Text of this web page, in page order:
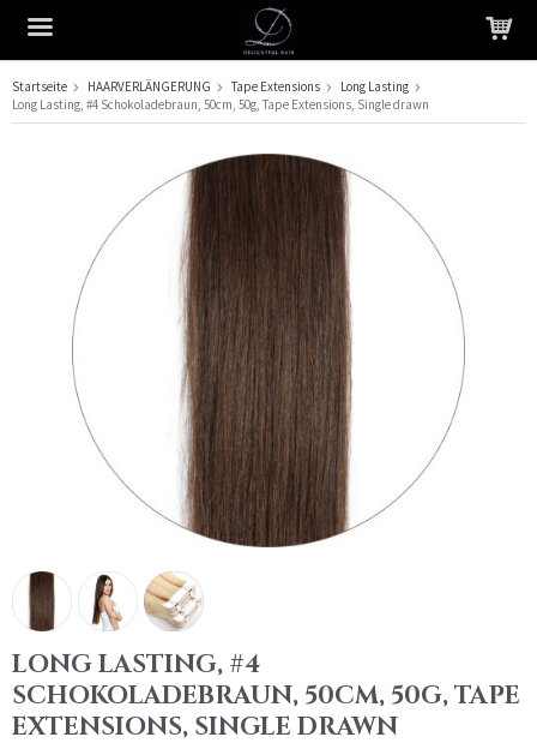
Das Produkt wurde in Ihren Warenkorb gelegt
Startseite HAARVERLÄNGERUNG Tape Extensions
Long Lasting
Long Lasting, #4 Schokoladebraun, 50cm, 50g, Tape Extensions, Single drawn
LONG LASTING, #4
SCHOKOLADEBRAUN, 50CM, 50G, TAPE
EXTENSIONS, SINGLE DRAWN